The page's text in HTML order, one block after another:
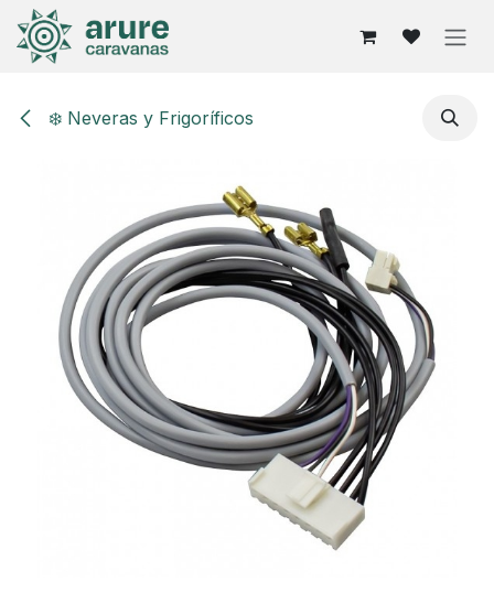
Ir al contenido
❄️ Neveras y Frigoríficos